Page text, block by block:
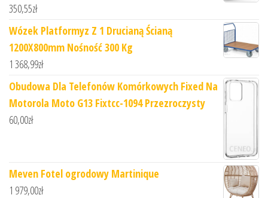
350,55zł
Wózek Platformyz Z 1 Drucianą Ścianą
1200X800mm Nośność 300 Kg
1 368,99zł
Obudowa Dla Telefonów Komórkowych Fixed Na
Motorola Moto G13 Fixtcc-1094 Przezroczysty
60,00zł
Meven Fotel ogrodowy Martinique
1 979,00zł